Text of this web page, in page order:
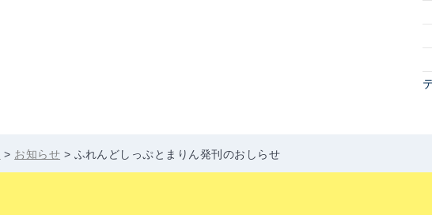
> お知らせ > ふれんどしっぷとまりん発刊のおしらせ